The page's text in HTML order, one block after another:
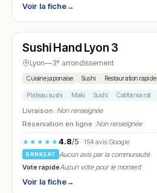
Voir la fiche→
N° 12
Sushi Hand Lyon 3
Lyon—3ᵉ arrondissement
Cuisine japonaise Sushi Restauration rapide
Plateau sushi Maki Sushi California roll
Livraison :Non renseignée
Réservation en ligne :Non renseignée
★★★★★4.8/5· 154 avis Google
RANKEAT
Aucun avis par la communauté
Vote rapideAucun vote pour le moment
Voir la fiche→